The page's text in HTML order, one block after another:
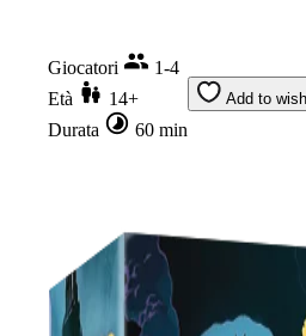
Giocatori
1-4
Età
14+
Durata
60 min
Add to